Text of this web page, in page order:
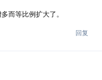
而等比例扩大了。
回复